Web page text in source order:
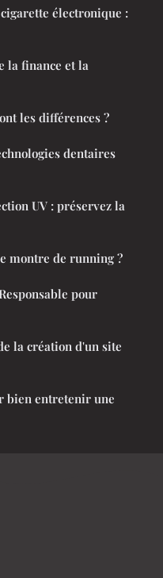
électronique :
la finance et la
les différences ?
dentaires
UV : préservez la
montre de running ?
pour
la création d'un site
bien entretenir une